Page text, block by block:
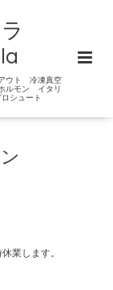
ウト 冷凍真空
ルモン イタリ
シュート
業します。